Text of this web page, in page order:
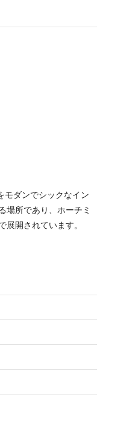
ダンでシックなイン
場所であり、ホーチミ
開されています。